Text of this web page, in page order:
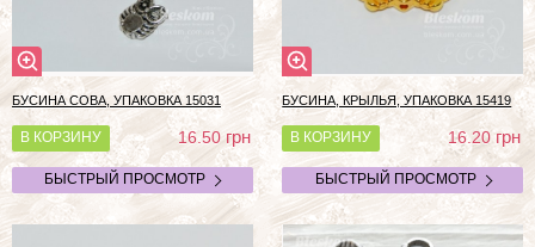
БУСИНА СОВА, УПАКОВКА 15031
В КОРЗИНУ 16.50грн
БЫСТРЫЙ ПРОСМОТР
БУСИНА, КРЫЛЬЯ, УПАКОВКА 15419
В КОРЗИНУ 16.20грн
БЫСТРЫЙ ПРОСМОТР